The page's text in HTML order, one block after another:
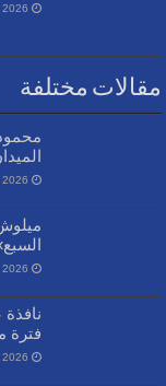
2026 يوليو 29
مقالات مختلفة
2026 مايو 05
2026 يناير 26
فترة
2026 مارس 05